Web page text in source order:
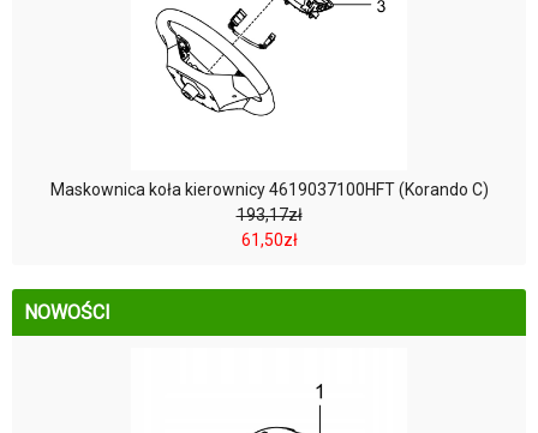
Maskownica koła kierownicy 4619037100HFT (Korando C)
193,17zł
61,50zł
NOWOŚCI